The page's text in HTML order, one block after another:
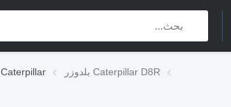
مستعملة بلدوزرات Caterpillar بلدوزر Caterpillar D8R